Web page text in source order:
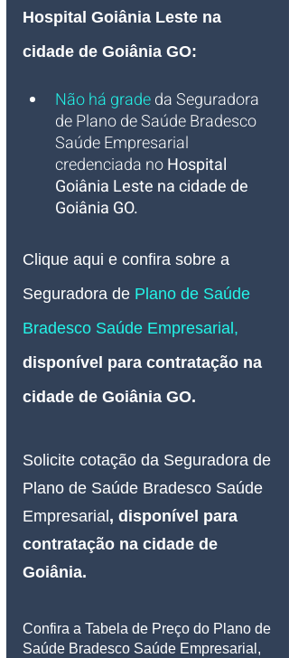
Hospital Goiânia Leste na
cidade de Goiânia GO:
Não há grade da Seguradora
de Plano de Saúde Bradesco
Saúde Empresarial
credenciada no Hospital
Goiânia Leste na cidade de
Goiânia GO.
Clique aqui e confira sobre a
Seguradora de Plano de Saúde
Bradesco Saúde Empresarial,
disponível para contratação na
cidade de Goiânia GO.
Solicite cotação da Seguradora de
Plano de Saúde Bradesco Saúde
Empresarial, disponível para
contratação na cidade de
Goiânia.
Confira a Tabela de Preço do Plano de
Saúde Bradesco Saúde Empresarial,